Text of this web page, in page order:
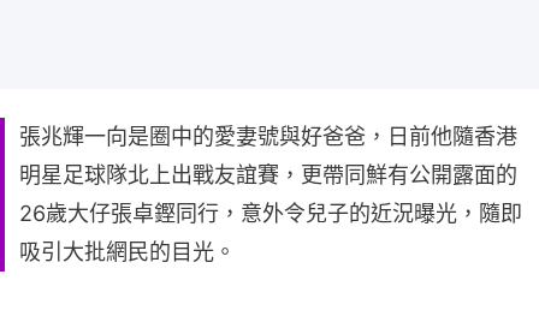
張兆輝一向是圈中的愛妻號與好爸爸，日前他隨香港
明星足球隊北上出戰友誼賽，更帶同鮮有公開露面的
26歲大仔張卓鏗同行，意外令兒子的近況曝光，隨即
吸引大批網民的目光。